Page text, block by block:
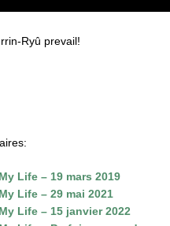
Ryû prevail!
Life – 19 mars 2019
Life – 29 mai 2021
Life – 15 janvier 2022